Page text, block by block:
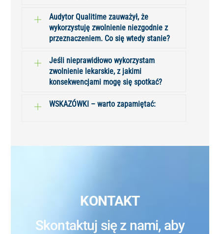
Audytor Qualitime zauważył, że
wykorzystuję zwolnienie niezgodnie z
przeznaczeniem. Co się wtedy stanie?
Jeśli nieprawidłowo wykorzystam
zwolnienie lekarskie, z jakimi
konsekwencjami mogę się spotkać?
WSKAZÓWKI – warto zapamiętać:
KONTAKT
Skontaktuj się z nami, aby